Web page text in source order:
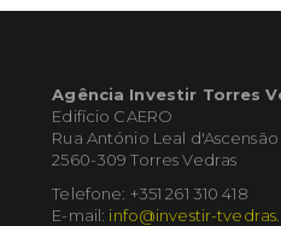
Agência Investir Torres
Edifício CAERO
Rua António Leal d'Ascensão
2560-309 Torres Vedras
Telefone: +351 261 310 418
E-mail: info@investir-